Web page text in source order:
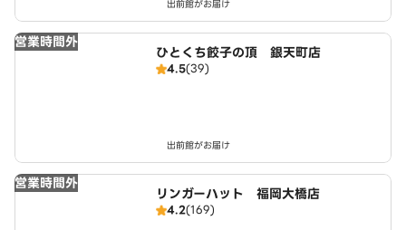
出前館がお届け
営業時間外
ひとくち餃子の頂 銀天町店
4.5(39)
出前館がお届け
営業時間外
リンガーハット 福岡大橋店
4.2(169)